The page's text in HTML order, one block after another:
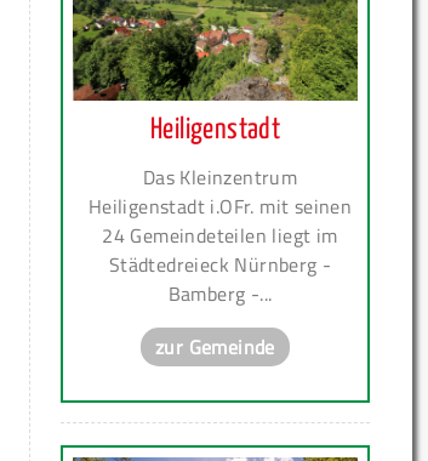
Heiligenstadt
Das Kleinzentrum
Heiligenstadt i.OFr. mit seinen
24 Gemeindeteilen liegt im
Städtedreieck Nürnberg -
Bamberg -...
zur Gemeinde